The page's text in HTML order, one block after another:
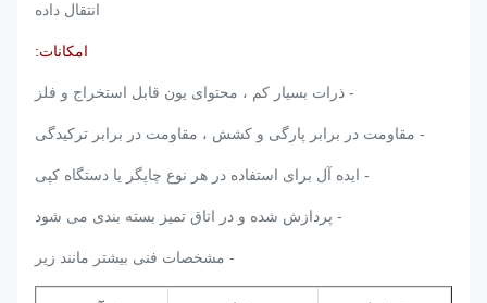
انتقال داده
امکانات:
- ذرات بسیار کم ، محتوای یون قابل استخراج و فلز
- مقاومت در برابر پارگی و کشش ، مقاومت در برابر ترکیدگی
- ایده آل برای استفاده در هر نوع چاپگر یا دستگاه کپی
- پردازش شده و در اتاق تمیز بسته بندی می شود
- مشخصات فنی بیشتر مانند زیر